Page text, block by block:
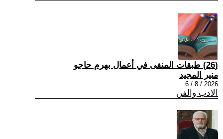
(26) طبقات المنفى في أعمال بهرم حاجو
منير المجيد
2026 / 8 / 6
الادب والفن